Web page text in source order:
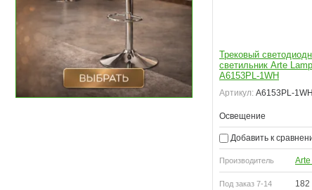
Трековый
светильник Arte
A6153PL-1WH
Артикул: A6153PL-1WH
Освещение
Добавить к
Производитель
Под заказ 7-14
182